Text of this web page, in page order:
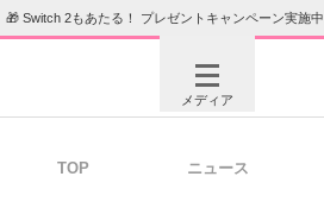
🎁 Switch 2もあたる！ プレゼントキャンペーン実施中
メディア
TOP ニュース